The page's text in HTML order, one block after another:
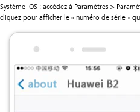
Système IOS : accédez à Paramètres >
cliquez pour afficher le « numéro de série »